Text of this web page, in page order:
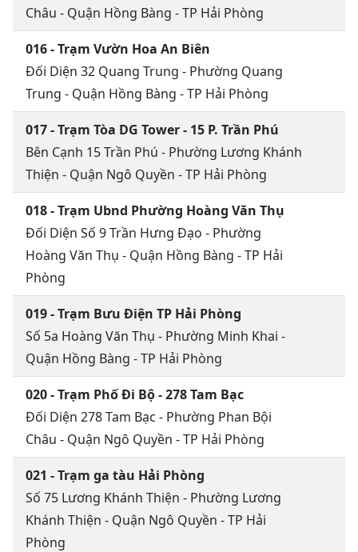
Châu - Quận Hồng Bàng - TP Hải Phòng
016 - Trạm Vườn Hoa An Biên
Đối Diện 32 Quang Trung - Phường Quang
Trung - Quận Hồng Bàng - TP Hải Phòng
017 - Trạm Tòa DG Tower - 15 P. Trần Phú
Bên Cạnh 15 Trần Phú - Phường Lương Khánh
Thiện - Quận Ngô Quyền - TP Hải Phòng
018 - Trạm Ubnd Phường Hoàng Văn Thụ
Đối Diện Số 9 Trần Hưng Đạo - Phường
Hoàng Văn Thụ - Quận Hồng Bàng - TP Hải
Phòng
019 - Trạm Bưu Điện TP Hải Phòng
Số 5a Hoàng Văn Thụ - Phường Minh Khai -
Quận Hồng Bàng - TP Hải Phòng
020 - Trạm Phố Đi Bộ - 278 Tam Bạc
Đối Diện 278 Tam Bạc - Phường Phan Bội
Châu - Quận Ngô Quyền - TP Hải Phòng
021 - Trạm ga tàu Hải Phòng
Số 75 Lương Khánh Thiện - Phường Lương
Khánh Thiện - Quận Ngô Quyền - TP Hải
Phòng